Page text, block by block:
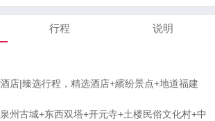
行程 说明
店|臻选行程，精选酒店+繽纷景点+地道福建
州古城+东西双塔+开元寺+土楼民俗文化村+中